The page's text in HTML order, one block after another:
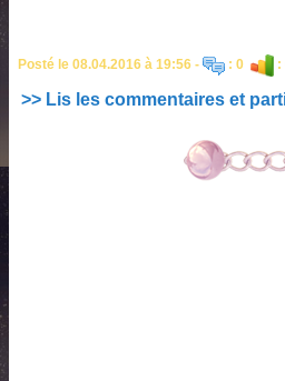
Posté le 08.04.2016 à 19:56 - : 0 :
>> Lis les commentaires et